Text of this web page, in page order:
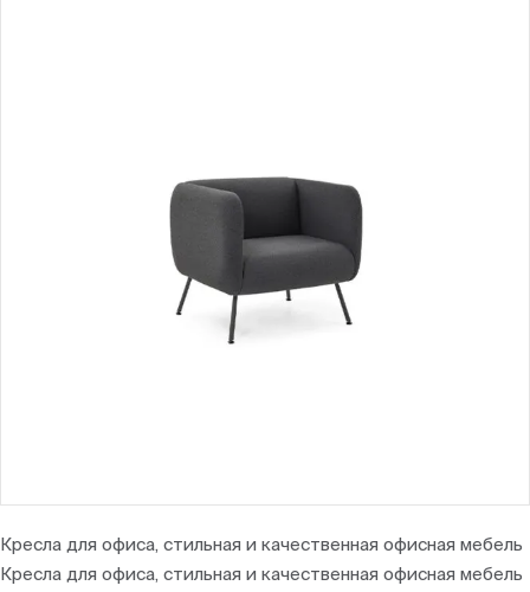
Кресла для офиса, стильная и качественная офисная мебель
Кресла для офиса, стильная и качественная офисная мебель